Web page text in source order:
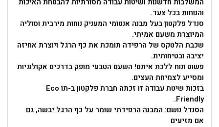
והנוחות בכל צעד.
סנדל פלקטון בעל מבנה אנטומי המעניק נוחות מירבית וסוליה
המיוצרת משעם אמיתי.
שכבת הלטקס של הרפידה תומכת את כף הרגל ויוצרת אחיזה
יציבה ובטיחותית.
פשוט ונוח ללכת איתם! השעם הטבעי מופק בדרכים אקולוגיות
ומסייע לצמיחת העצים.
בזכות שיטת עבודה זו זכתה חברת פלקטון ב-תו Eco
Friendly.
הסנדל נושם: המבנה הרפידתי שומר על כף הרגל יבשה, גם
אם מזיעים